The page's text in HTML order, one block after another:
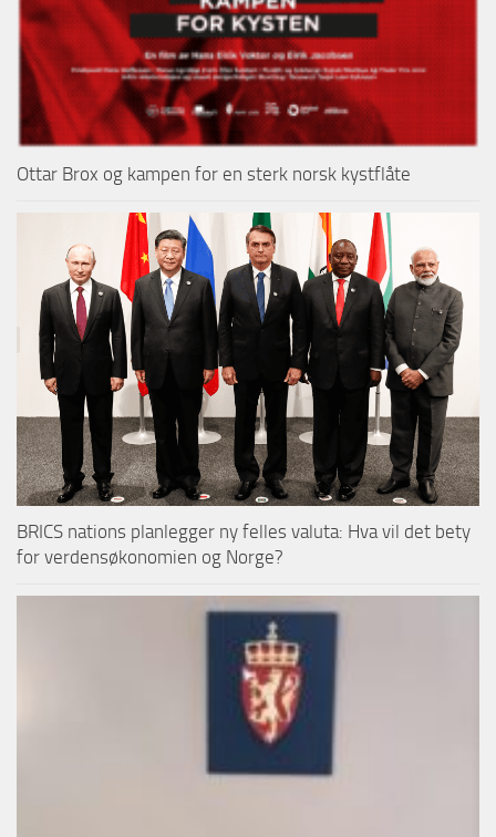
Ottar Brox og kampen for en sterk norsk kystflåte
BRICS nations planlegger ny felles valuta: Hva vil det bety
for verdensøkonomien og Norge?